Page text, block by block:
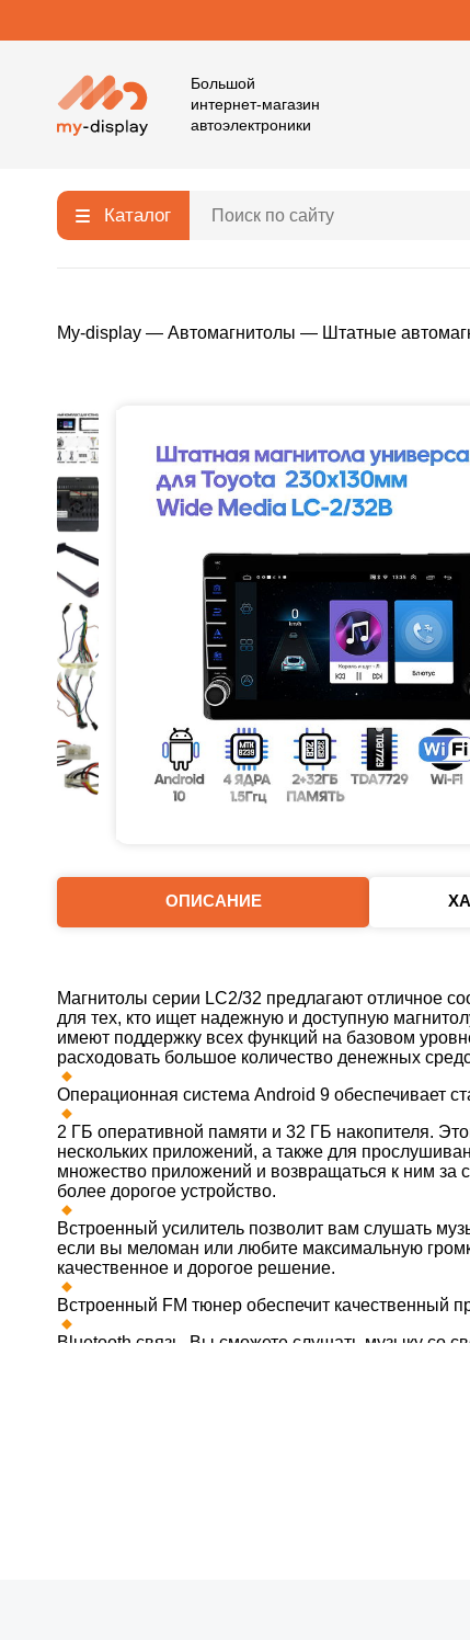
Большой
интернет-магазин
автоэлектроники
Каталог
My-display — Автомагнитолы — Штатные
ОПИСАНИЕ
Магнитолы серии LC2/32 предлагают отличное
для тех, кто ищет надежную и доступную
имеют поддержку всех функций на базовом
расходовать большое количество денежных
Операционная система Android 9 обеспечивает
2 ГБ оперативной памяти и 32 ГБ накопителя.
нескольких приложений, а также для
множество приложений и возвращаться к ним за
более дорогое устройство.
Встроенный усилитель позволит вам слушать
если вы меломан или любите максимальную
качественное и дорогое решение.
Встроенный FM тюнер обеспечит качественный
Bluetooth связь. Вы сможете слушать музыку со